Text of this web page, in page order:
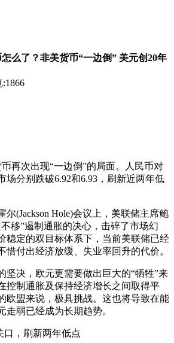
么了？非美货币“一边倒” 美元创20年
:1866
次出现“一边倒”的局面。人民币对
场分别跌破6.92和6.93，刷新近两年低
(Jackson Hole)会议上，美联储主席鲍
移”遏制通胀的决心，击碎了市场幻
稳定的双目标体系下，当前美联储已经
惜付出经济放缓、失业率回升的代价。
决，欧元更需要做出巨大的“牺牲”来
控制通胀及保持经济增长之间取得平
欧盟来说，极具挑战。这也将导致在能
走弱已经成为长期趋势。
，刷新两年低点